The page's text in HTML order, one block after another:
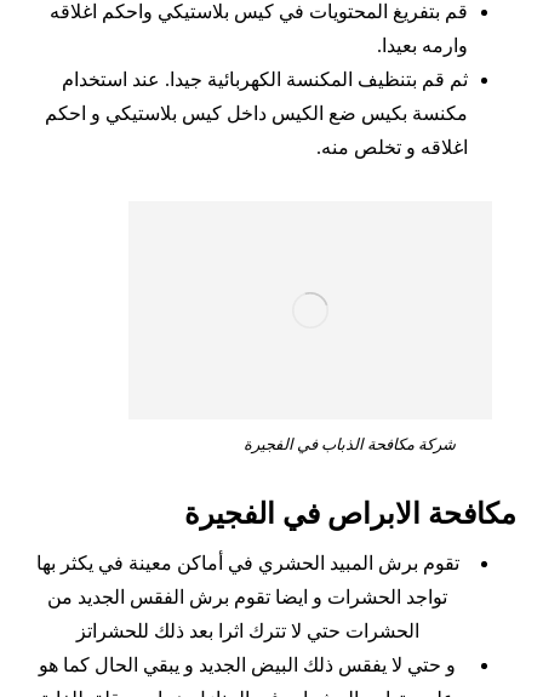
قم بتفريغ المحتويات في كيس بلاستيكي واحكم اغلاقه
وارمه بعيدا.
ثم قم بتنظيف المكنسة الكهربائية جيدا. عند استخدام
مكنسة بكيس ضع الكيس داخل كيس بلاستيكي و احكم
اغلاقه و تخلص منه.
شركة مكافحة الذباب في الفجيرة
مكافحة الابراص في الفجيرة
تقوم برش المبيد الحشري في أماكن معينة في يكثر بها
تواجد الحشرات و ايضا تقوم برش الفقس الجديد من
الحشرات حتي لا تترك اثرا بعد ذلك للحشراتز
و حتي لا يفقس ذلك البيض الجديد و يبقي الحال كما هو